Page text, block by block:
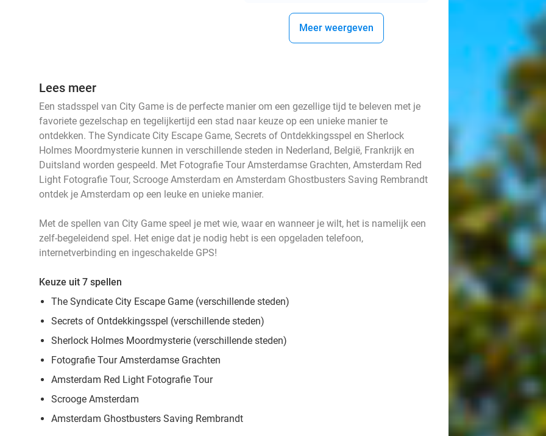
events
events
events
events
events
events
Meer weergeven
Lees meer
Een stadsspel van City Game is de perfecte manier om een gezellige tijd te beleven met je
favoriete gezelschap en tegelijkertijd een stad naar keuze op een unieke manier te
ontdekken. The Syndicate City Escape Game, Secrets of Ontdekkingsspel en Sherlock
Holmes Moordmysterie kunnen in verschillende steden in Nederland, België, Frankrijk en
Duitsland worden gespeeld. Met Fotografie Tour Amsterdamse Grachten, Amsterdam Red
Light Fotografie Tour, Scrooge Amsterdam en Amsterdam Ghostbusters Saving Rembrandt
ontdek je Amsterdam op een leuke en unieke manier.
Met de spellen van City Game speel je met wie, waar en wanneer je wilt, het is namelijk een
zelf-begeleidend spel. Het enige dat je nodig hebt is een opgeladen telefoon,
internetverbinding en ingeschakelde GPS!
Keuze uit 7 spellen
The Syndicate City Escape Game (verschillende steden)
Secrets of Ontdekkingsspel (verschillende steden)
Sherlock Holmes Moordmysterie (verschillende steden)
Fotografie Tour Amsterdamse Grachten
Amsterdam Red Light Fotografie Tour
Scrooge Amsterdam
Amsterdam Ghostbusters Saving Rembrandt